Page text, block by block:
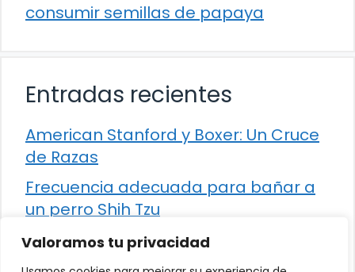
Valoramos tu privacidad
consumir semillas de papaya
Entradas recientes
American Stanford y Boxer: Un Cruce
de Razas
Frecuencia adecuada para bañar a
un perro Shih Tzu
Comparación entre Apache Storm y
Spark Streaming